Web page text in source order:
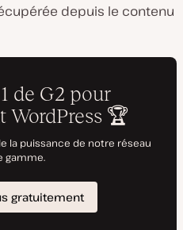
depuis le contenu